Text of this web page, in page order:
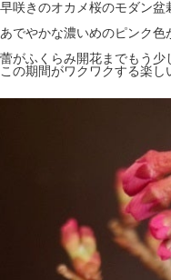
早咲きのオカメ桜のモダン盆
あでやかな濃いめのピンク色
蕾がふくらみ開花までもう少
この期間がワクワクする楽